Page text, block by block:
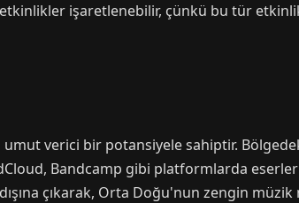
işaretlenebilir, çünkü bu tür
verici bir potansiyele sahiptir.
Bandcamp gibi platformlarda
çıkarak, Orta Doğu'nun zengin müzik